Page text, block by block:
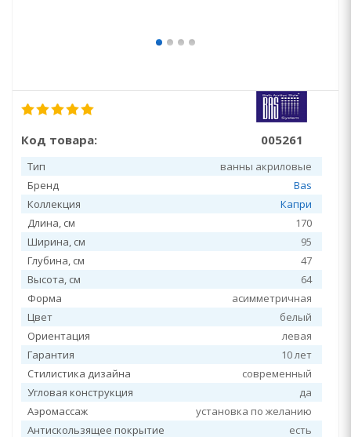
Код товара: 005261
Тип
ванны акриловые
Бренд
Bas
Коллекция
Капри
Длина, см
170
Ширина, см
95
Глубина, см
47
Высота, см
64
Форма
асимметричная
Цвет
белый
Ориентация
левая
Гарантия
10 лет
Стилистика дизайна
современный
Угловая конструкция
да
Аэромассаж
установка по желанию
Антискользящее покрытие
есть